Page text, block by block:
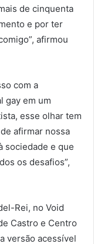
de cinquenta
e por ter
afirmou
com a
gay em um
esse olhar tem
afirmar nossa
sociedade e que
os desafios”,
Rei, no Void
Castro e Centro
versão acessível